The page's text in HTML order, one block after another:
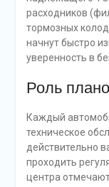
расходников
тормозных
начнут быстро
уверенность в
Роль
Каждый
техническое
действительно
проходить
центра